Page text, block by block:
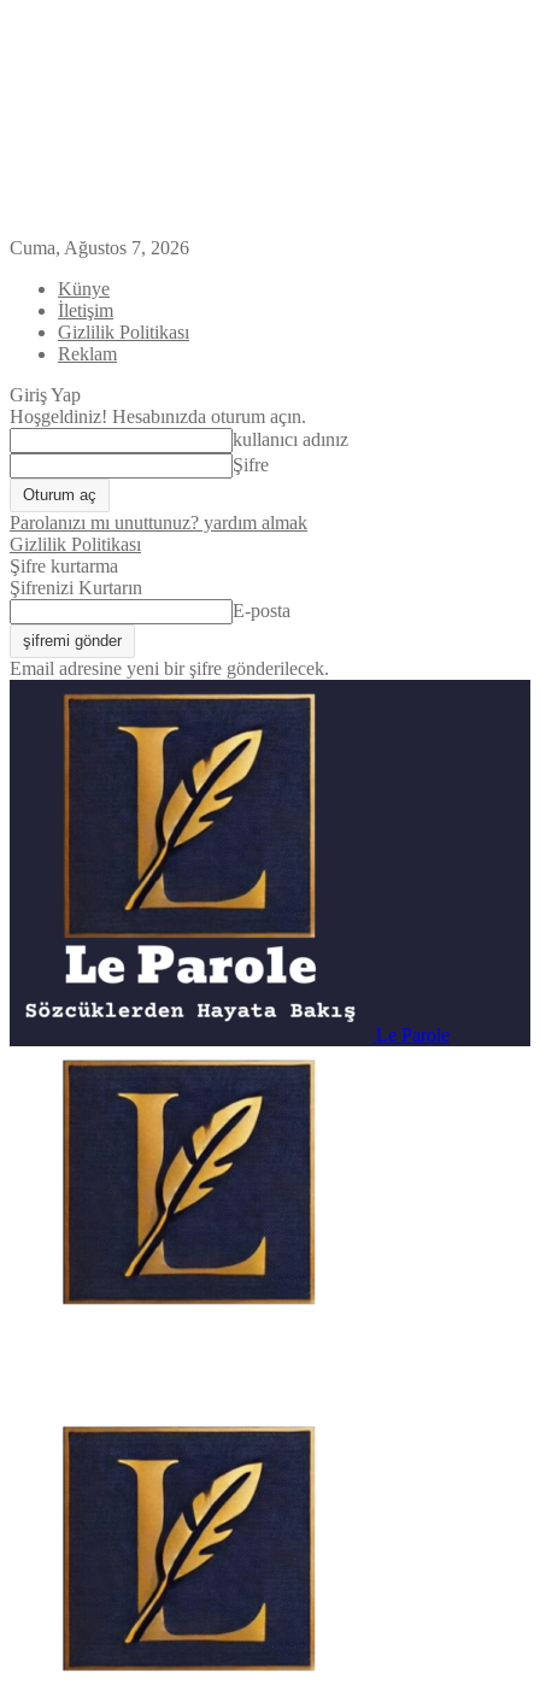
Cuma, Ağustos 7, 2026
Künye
İletişim
Gizlilik Politikası
Reklam
Giriş Yap
Hoşgeldiniz! Hesabınızda oturum açın.
kullanıcı adınız
Şifre
Parolanızı mı unuttunuz? yardım almak
Gizlilik Politikası
Şifre kurtarma
Şifrenizi Kurtarın
E-posta
Email adresine yeni bir şifre gönderilecek.
Le Parole